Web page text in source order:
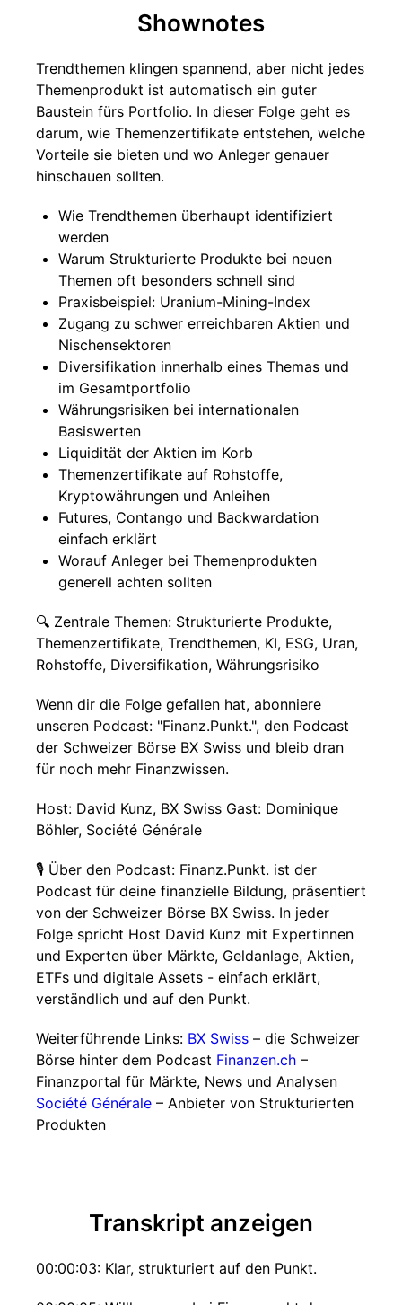
Shownotes
Trendthemen klingen spannend, aber nicht jedes
Themenprodukt ist automatisch ein guter
Baustein fürs Portfolio. In dieser Folge geht es
darum, wie Themenzertifikate entstehen, welche
Vorteile sie bieten und wo Anleger genauer
hinschauen sollten.
Wie Trendthemen überhaupt identifiziert
werden
Warum Strukturierte Produkte bei neuen
Themen oft besonders schnell sind
Praxisbeispiel: Uranium-Mining-Index
Zugang zu schwer erreichbaren Aktien und
Nischensektoren
Diversifikation innerhalb eines Themas und
im Gesamtportfolio
Währungsrisiken bei internationalen
Basiswerten
Liquidität der Aktien im Korb
Themenzertifikate auf Rohstoffe,
Kryptowährungen und Anleihen
Futures, Contango und Backwardation
einfach erklärt
Worauf Anleger bei Themenprodukten
generell achten sollten
🔍 Zentrale Themen: Strukturierte Produkte,
Themenzertifikate, Trendthemen, KI, ESG, Uran,
Rohstoffe, Diversifikation, Währungsrisiko
Wenn dir die Folge gefallen hat, abonniere
unseren Podcast: "Finanz.Punkt.", den Podcast
der Schweizer Börse BX Swiss und bleib dran
für noch mehr Finanzwissen.
Host: David Kunz, BX Swiss Gast: Dominique
Böhler, Société Générale
🎙️ Über den Podcast: Finanz.Punkt. ist der
Podcast für deine finanzielle Bildung, präsentiert
von der Schweizer Börse BX Swiss. In jeder
Folge spricht Host David Kunz mit Expertinnen
und Experten über Märkte, Geldanlage, Aktien,
ETFs und digitale Assets - einfach erklärt,
verständlich und auf den Punkt.
Weiterführende Links: BX Swiss – die Schweizer
Börse hinter dem Podcast Finanzen.ch –
Finanzportal für Märkte, News und Analysen
Société Générale – Anbieter von Strukturierten
Produkten
Transkript anzeigen
00:00:03: Klar, strukturiert auf den Punkt.